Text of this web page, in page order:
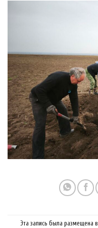
Эта запись была размещена в